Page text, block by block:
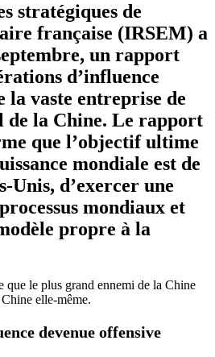
stratégiques de
française (IRSEM) a
un rapport
d’influence
la vaste entreprise de
de la Chine. Le rapport
que l’objectif ultime
mondiale est de
Unis, d’exercer une
mondiaux et
propre à la
que le plus grand ennemi de la Chine
elle-même.
devenue offensive